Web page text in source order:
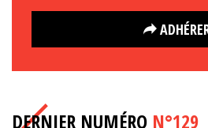
DERNIER NUMÉRO N°129